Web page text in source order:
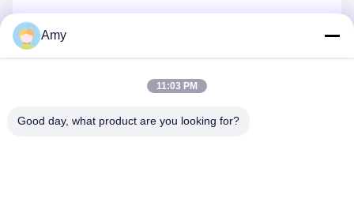
Amy
11:03 PM
Good day, what product are you looking for?